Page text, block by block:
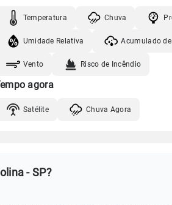
Temperatura Chuva
Umidade Relativa Acumulado
Vento Risco de Incêndio
agora
Satélite Chuva Agora
- SP?